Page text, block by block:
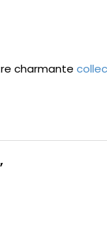
charmante